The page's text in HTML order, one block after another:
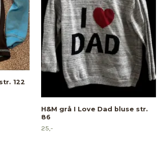
122
H&M grå I Love Dad bluse str.
86
25,-